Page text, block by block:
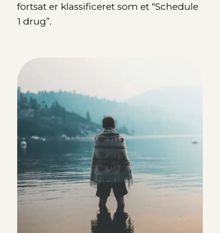
fortsat er klassificeret som et “Schedule
1 drug”.